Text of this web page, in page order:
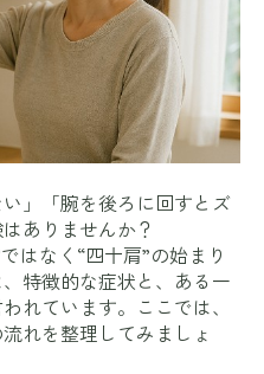
」「腕を後ろに回すとズ
ありませんか？
はなく“四十肩”の始まり
特徴的な症状と、ある一
れています。ここでは、
れを整理してみましょ